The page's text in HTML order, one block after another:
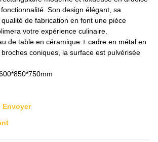
Son design élégant, sa
de fabrication en font une pièce
votre expérience culinaire.
de table en céramique + cadre en métal en
coniques, la surface est pulvérisée
Envoyer